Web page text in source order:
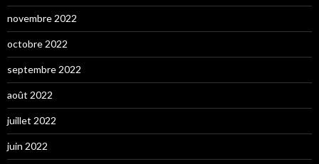
novembre 2022
octobre 2022
septembre 2022
août 2022
juillet 2022
juin 2022